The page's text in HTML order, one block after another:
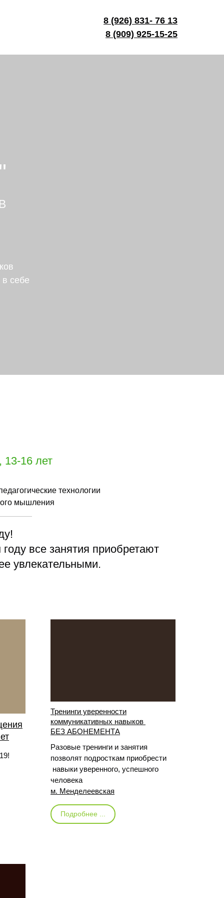
8 (926) 831- 76 13
8 (909) 925-15-25
себе
13-16 лет
технологии
мышления
все занятия приобретают
увлекательными.
Тренинги уверенности
коммуникативных навыков
БЕЗ АБОНЕМЕНТА
Разовые тренинги и занятия
позволят подросткам приобрести
навыки уверенного, успешного
человека
м. Менделеевская
Подробнее ...